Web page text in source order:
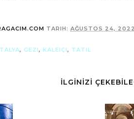
TARIH: AĞUSTOS 24, 2022
, GEZI, KALEIÇI, TATIL
İLGİNİZİ